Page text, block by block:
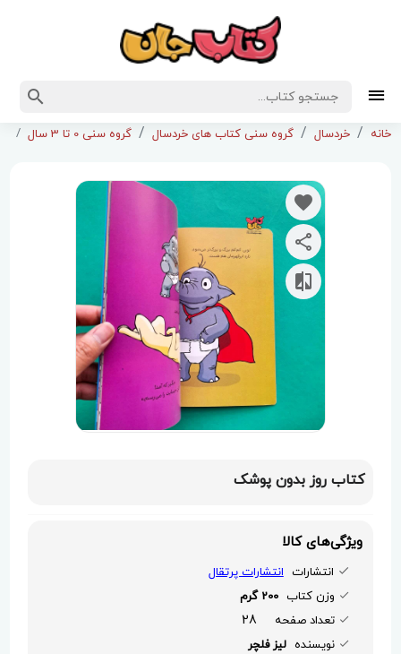
خانه خردسال گروه سنی کتاب های خردسال گروه سنی 0 تا 3 سال
کتاب روز بدون پوشک
ویژگی‌های کالا
انتشارات انتشارات پرتقال
وزن کتاب 200 گرم
تعداد صفحه
28
نویسنده لیز فلچر